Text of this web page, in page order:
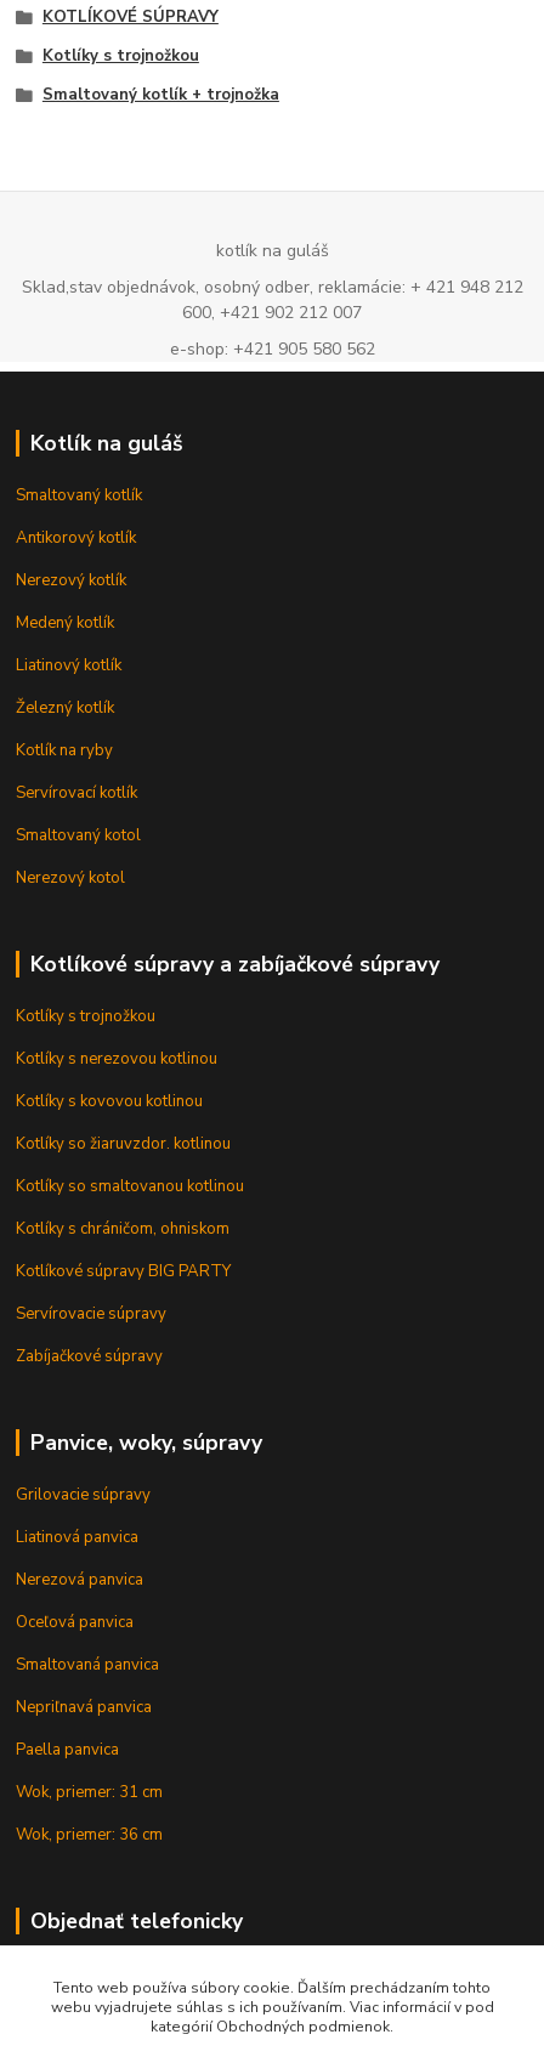
KOTLÍKOVÉ SÚPRAVY
Kotlíky s trojnožkou
Smaltovaný kotlík + trojnožka
kotlík na guláš
Sklad,stav objednávok, osobný odber, reklamácie: + 421 948 212
600, +421 902 212 007
e-shop: +421 905 580 562
Kotlík na guláš
Smaltovaný kotlík
Antikorový kotlík
Nerezový kotlík
Medený kotlík
Liatinový kotlík
Železný kotlík
Kotlík na ryby
Servírovací kotlík
Smaltovaný kotol
Nerezový kotol
Kotlíkové súpravy a zabíjačkové súpravy
Kotlíky s trojnožkou
Kotlíky s nerezovou kotlinou
Kotlíky s kovovou kotlinou
Kotlíky so žiaruvzdor. kotlinou
Kotlíky so smaltovanou kotlinou
Kotlíky s chráničom, ohniskom
Kotlíkové súpravy BIG PARTY
Servírovacie súpravy
Zabíjačkové súpravy
Panvice, woky, súpravy
Grilovacie súpravy
Liatinová panvica
Nerezová panvica
Oceľová panvica
Smaltovaná panvica
Nepriľnavá panvica
Paella panvica
Wok, priemer: 31 cm
Wok, priemer: 36 cm
Objednať telefonicky
+421 902 212 007
Tento web používa súbory cookie. Ďalším prechádzaním tohto
webu vyjadrujete súhlas s ich používaním. Viac informácií v pod
kategórií Obchodných podmienok.